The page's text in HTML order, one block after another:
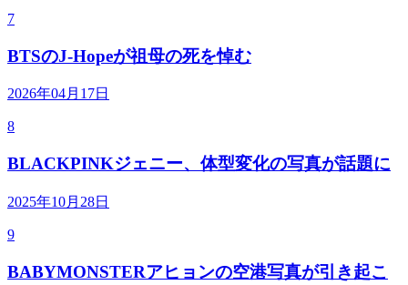
7
BTSのJ-Hopeが祖母の死を悼む
2026年04月17日
8
BLACKPINKジェニー、体型変化の写真が話題に
2025年10月28日
9
BABYMONSTERアヒョンの空港写真が引き起こ